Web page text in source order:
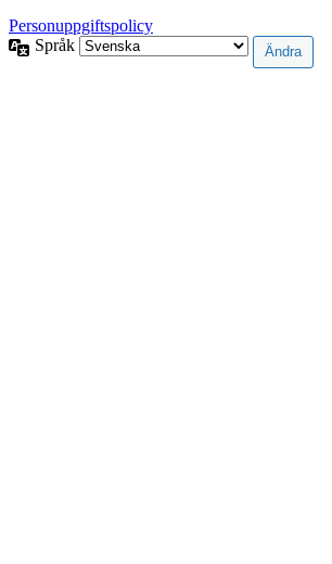
Personuppgiftspolicy
Språk